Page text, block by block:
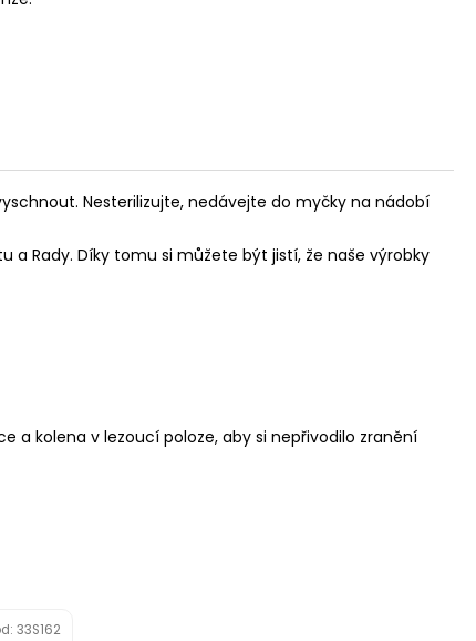
Nesterilizujte, nedávejte do myčky na nádobí
a Rady. Díky tomu si můžete být jistí, že naše výrobky
kolena v lezoucí poloze, aby si nepřivodilo zranění
33S162